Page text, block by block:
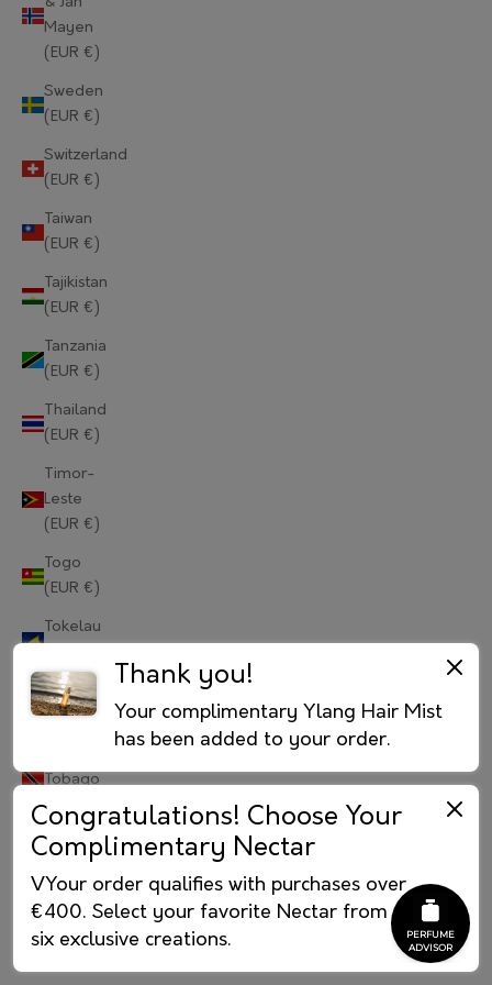
Mayen
(EUR €)
Sweden
(EUR €)
Switzerland
(EUR €)
Taiwan
(EUR €)
Tajikistan
(EUR €)
Tanzania
(EUR €)
Thailand
(EUR €)
Timor-
Leste
(EUR €)
Togo
(EUR €)
Tokelau
Tonga
(EUR €)
Tobago
(EUR €)
Tristan da
(EUR €)
Tunisia
Norway (EUR €)
Pakistan (EUR €)
Palestinian Territories (EUR €)
Panama (EUR €)
Papua New Guinea (EUR €)
Paraguay (EUR €)
Peru (EUR €)
Pitcairn Islands (EUR €)
Poland (EUR €)
Portugal (EUR €)
Qatar (EUR €)
Réunion (EUR €)
Romania (EUR €)
Russia (RUB ₽)
San Marino (EUR €)
São Tomé & Príncipe (EUR €)
Saudi Arabia (EUR €)
Thank you!
Your complimentary Ylang Hair Mist
has been added to your order.
Congratulations! Choose Your
Complimentary Nectar
VYour order qualifies with purchases over
€400. Select your favorite Nectar from our
six exclusive creations.